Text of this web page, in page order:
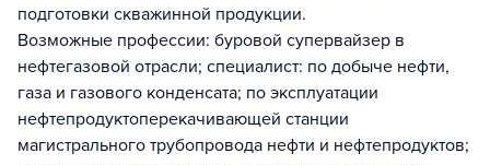
подготовки скважинной продукции.
Возможные профессии: буровой супервайзер в
нефтегазовой отрасли; специалист: по добыче нефти,
газа и газового конденсата; по эксплуатации
нефтепродуктоперекачивающей станции
магистрального трубопровода нефти и нефтепродуктов;